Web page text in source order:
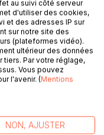
pour aider à
aux bourgeois d
à 1790.
lisibles pour
généalogies avec
au suivi côté serveur
d'utiliser des cookies,
et des adresses IP sur
sur notre site des
(plateformes vidéo).
ultérieur des données
tiers. Par votre réglage,
Vous pouvez
l'avenir. (Mentions
NON, AJUSTER